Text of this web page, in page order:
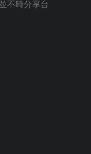
不時分享台